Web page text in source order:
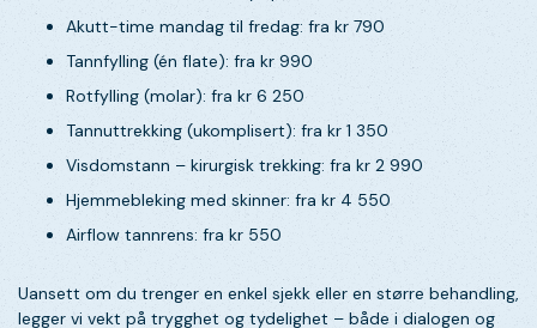
Akutt-time mandag til fredag: fra kr 790
Tannfylling (én flate): fra kr 990
Rotfylling (molar): fra kr 6 250
Tannuttrekking (ukomplisert): fra kr 1 350
Visdomstann – kirurgisk trekking: fra kr 2 990
Hjemmebleking med skinner: fra kr 4 550
Airflow tannrens: fra kr 550
Uansett om du trenger en enkel sjekk eller en større behandling,
legger vi vekt på trygghet og tydelighet – både i dialogen og